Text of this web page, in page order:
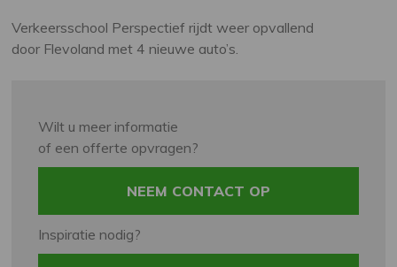
Verkeersschool Perspectief rijdt weer opvallend
door Flevoland met 4 nieuwe auto’s.
Wilt u meer informatie
of een offerte opvragen?
NEEM CONTACT OP
Inspiratie nodig?